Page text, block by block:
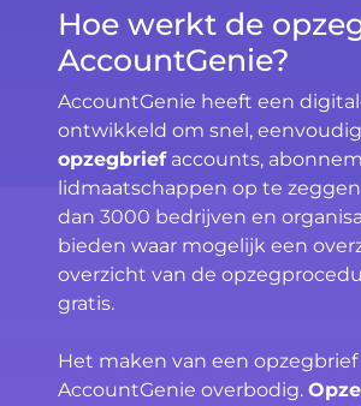
Hoe werkt de
AccountGenie?
AccountGenie heeft een
ontwikkeld om snel,
opzegbriefaccounts,
lidmaatschappen op te
dan 3000 bedrijven en
bieden waar mogelijk een
overzicht van de
gratis.
Het maken van een
AccountGenie overbodig.